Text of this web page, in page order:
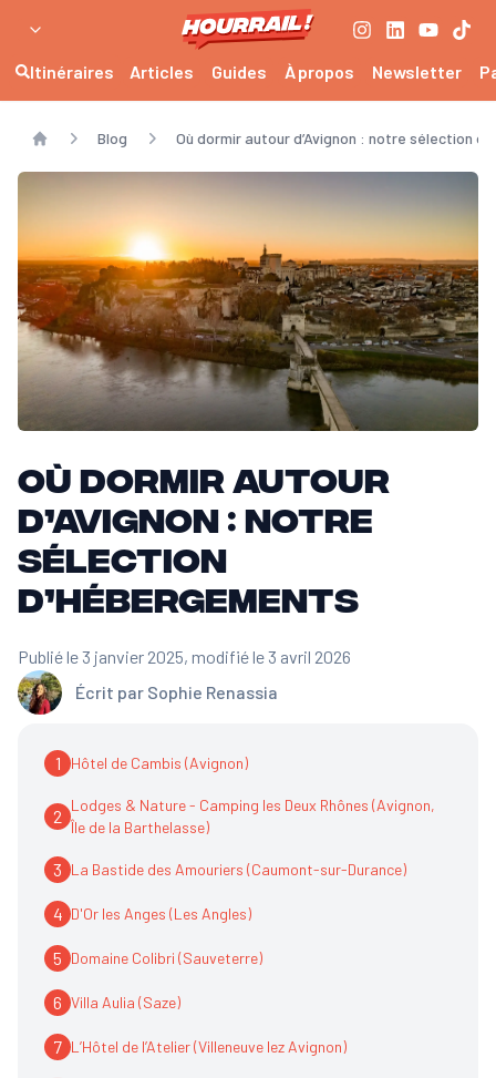
Itinéraires Articles Guides À propos Newsletter
Home
Blog Où dormir autour d’Avignon : notre sélection
Où dormir autour
d’Avignon : notre
sélection
d’hébergements
Écrit par Sophie Renassia
Publié le 3 janvier 2025, modifié le 3 avril 2026
1 Hôtel de Cambis (Avignon)
2
Lodges & Nature - Camping les Deux Rhônes (Avignon,
Île de la Barthelasse)
3 La Bastide des Amouriers (Caumont-sur-Durance)
4 D'Or les Anges (Les Angles)
5 Domaine Colibri (Sauveterre)
6 Villa Aulia (Saze)
7 L’Hôtel de l’Atelier (Villeneuve lez Avignon)